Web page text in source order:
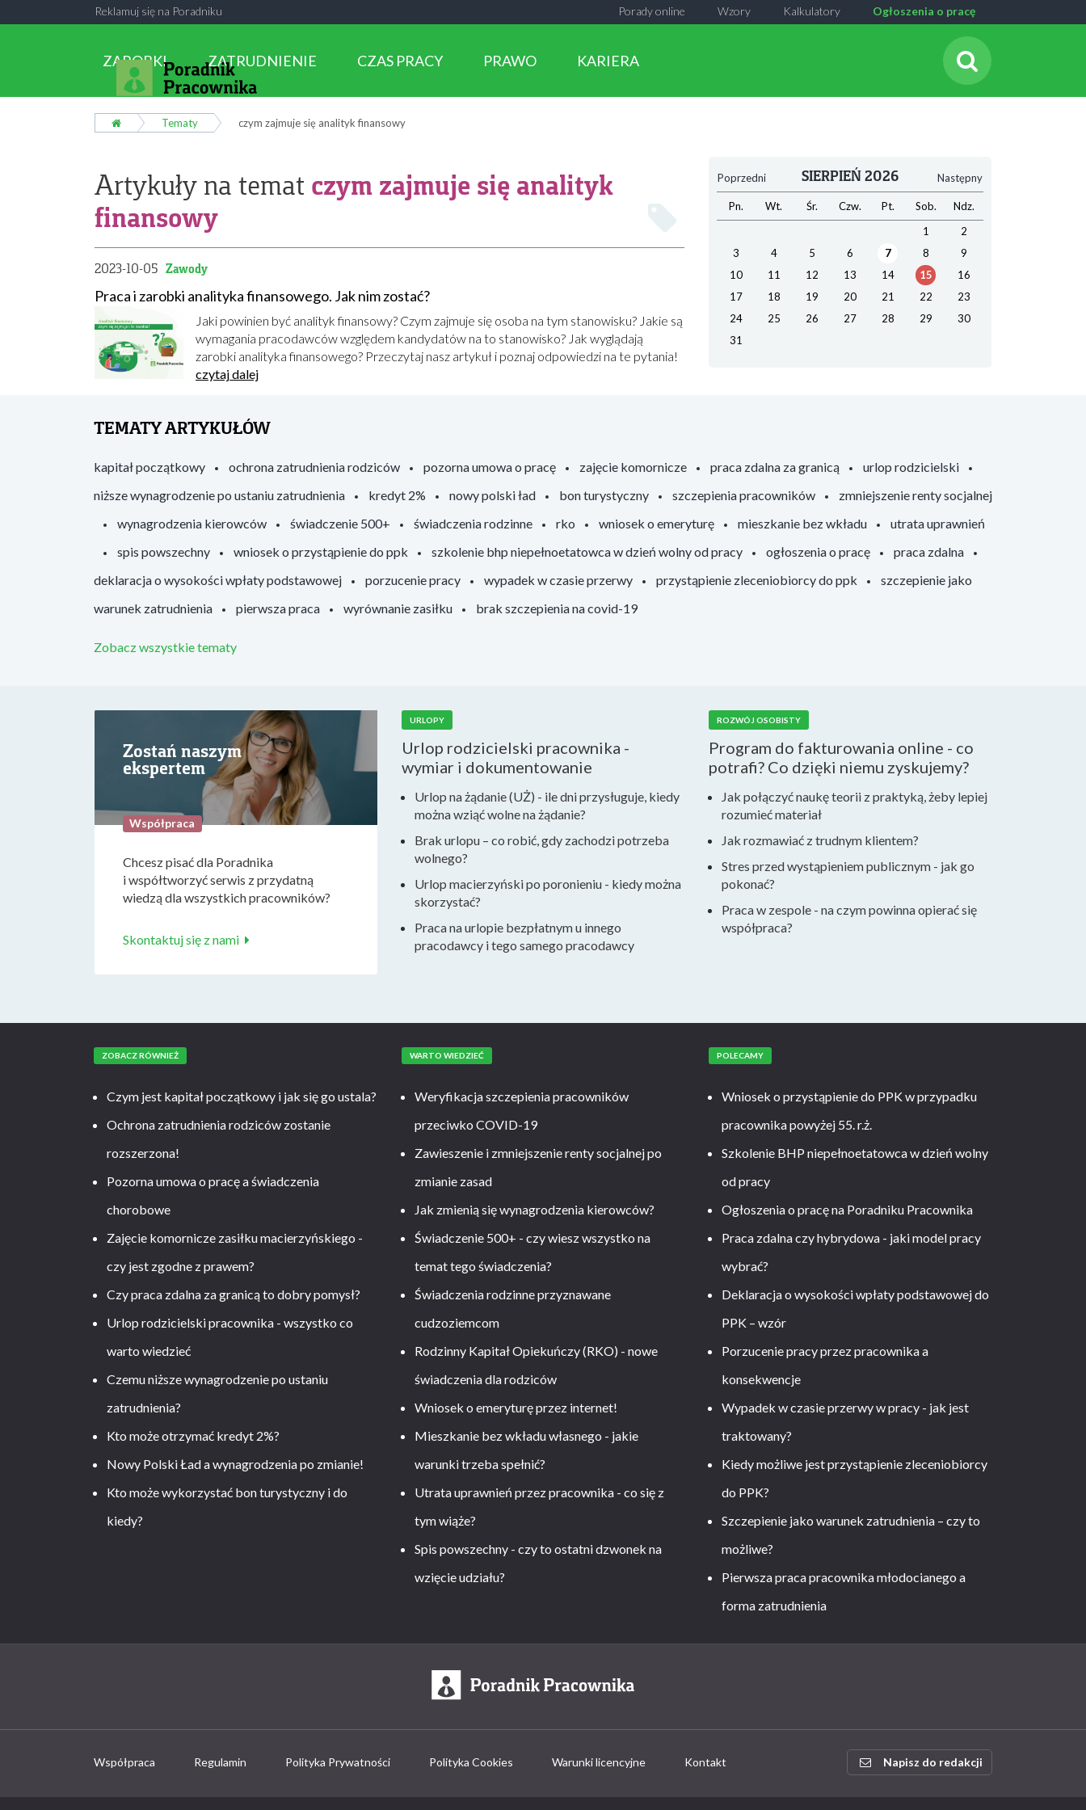
Reklamuj się na Poradniku Ogłoszenia o pracę
Kalkulatory
Wzory
Porady online
ZAROBKI ZATRUDNIENIE CZAS PRACY PRAWO KARIERA
Tematy czym zajmuje się analityk finansowy
Artykuły na temat czym zajmuje się analityk
finansowy
2023-10-05 Zawody
Praca i zarobki analityka finansowego. Jak nim zostać?
Jaki powinien być analityk finansowy? Czym zajmuje się osoba na tym stanowisku? Jakie są
wymagania pracodawców względem kandydatów na to stanowisko? Jak wyglądają
zarobki analityka finansowego? Przeczytaj nasz artykuł i poznaj odpowiedzi na te pytania!
czytaj dalej
Poprzedni Następny
SIERPIEŃ 2026
Pn. Wt. Śr. Czw. Pt. Sob.
Ndz.
1
2
3
4 5 6 7 8
9
10
11 12 13 14 15
16
17
18 19 20 21 22
23
24
25 26 27 28 29
30
31
TEMATY ARTYKUŁÓW
kapitał początkowy ochrona zatrudnienia rodziców pozorna umowa o pracę zajęcie komornicze praca zdalna za granicą
urlop rodzicielski
niższe wynagrodzenie po ustaniu zatrudnienia
kredyt 2% nowy polski ład bon turystyczny szczepienia pracowników
zmniejszenie renty socjalnej
wynagrodzenia kierowców
świadczenie 500+ świadczenia rodzinne rko wniosek o emeryturę mieszkanie bez wkładu
utrata uprawnień
spis powszechny
wniosek o przystąpienie do ppk szkolenie bhp niepełnoetatowca w dzień wolny od pracy ogłoszenia o pracę
praca zdalna
deklaracja o wysokości wpłaty podstawowej
porzucenie pracy wypadek w czasie przerwy przystąpienie zleceniobiorcy do ppk
szczepienie jako
warunek zatrudnienia
pierwsza praca wyrównanie zasiłku brak szczepienia na covid-19
Zobacz wszystkie tematy
Zostań naszym
ekspertem
Współpraca
Chcesz pisać dla Poradnika
i współtworzyć serwis z przydatną
wiedzą dla wszystkich pracowników?
Skontaktuj się z nami
URLOPY
Urlop rodzicielski pracownika -
wymiar i dokumentowanie
Urlop na żądanie (UŻ) - ile dni przysługuje, kiedy
można wziąć wolne na żądanie?
Brak urlopu – co robić, gdy zachodzi potrzeba
wolnego?
Urlop macierzyński po poronieniu - kiedy można
skorzystać?
Praca na urlopie bezpłatnym u innego
pracodawcy i tego samego pracodawcy
ROZWÓJ OSOBISTY
Program do fakturowania online - co
potrafi? Co dzięki niemu zyskujemy?
Jak połączyć naukę teorii z praktyką, żeby lepiej
rozumieć materiał
Jak rozmawiać z trudnym klientem?
Stres przed wystąpieniem publicznym - jak go
pokonać?
Praca w zespole - na czym powinna opierać się
współpraca?
ZOBACZ RÓWNIEŻ
Czym jest kapitał początkowy i jak się go ustala?
Ochrona zatrudnienia rodziców zostanie
rozszerzona!
Pozorna umowa o pracę a świadczenia
chorobowe
Zajęcie komornicze zasiłku macierzyńskiego -
czy jest zgodne z prawem?
Czy praca zdalna za granicą to dobry pomysł?
Urlop rodzicielski pracownika - wszystko co
warto wiedzieć
Czemu niższe wynagrodzenie po ustaniu
zatrudnienia?
Kto może otrzymać kredyt 2%?
Nowy Polski Ład a wynagrodzenia po zmianie!
Kto może wykorzystać bon turystyczny i do
kiedy?
WARTO WIEDZIEĆ
Weryfikacja szczepienia pracowników
przeciwko COVID-19
Zawieszenie i zmniejszenie renty socjalnej po
zmianie zasad
Jak zmienią się wynagrodzenia kierowców?
Świadczenie 500+ - czy wiesz wszystko na
temat tego świadczenia?
Świadczenia rodzinne przyznawane
cudzoziemcom
Rodzinny Kapitał Opiekuńczy (RKO) - nowe
świadczenia dla rodziców
Wniosek o emeryturę przez internet!
Mieszkanie bez wkładu własnego - jakie
warunki trzeba spełnić?
Utrata uprawnień przez pracownika - co się z
tym wiąże?
Spis powszechny - czy to ostatni dzwonek na
wzięcie udziału?
POLECAMY
Wniosek o przystąpienie do PPK w przypadku
pracownika powyżej 55. r.ż.
Szkolenie BHP niepełnoetatowca w dzień wolny
od pracy
Ogłoszenia o pracę na Poradniku Pracownika
Praca zdalna czy hybrydowa - jaki model pracy
wybrać?
Deklaracja o wysokości wpłaty podstawowej do
PPK – wzór
Porzucenie pracy przez pracownika a
konsekwencje
Wypadek w czasie przerwy w pracy - jak jest
traktowany?
Kiedy możliwe jest przystąpienie zleceniobiorcy
do PPK?
Szczepienie jako warunek zatrudnienia – czy to
możliwe?
Pierwsza praca pracownika młodocianego a
forma zatrudnienia
Współpraca Regulamin Polityka Prywatności Polityka Cookies Warunki licencyjne Kontakt Napisz do redakcji